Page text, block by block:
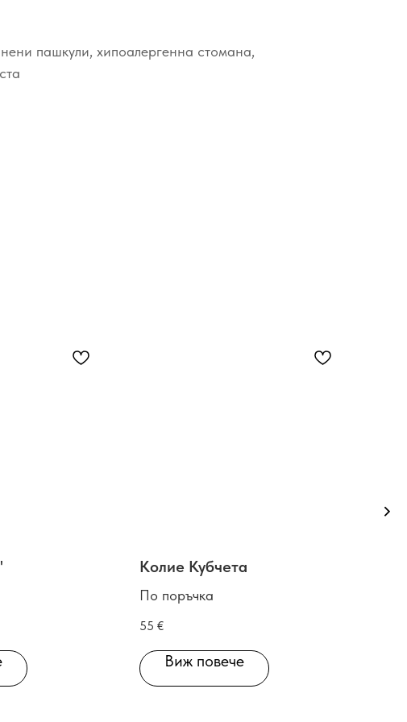
пашкули, хипоалергенна стомана,
Колие Кубчета
По поръчка
55 €
Виж повече